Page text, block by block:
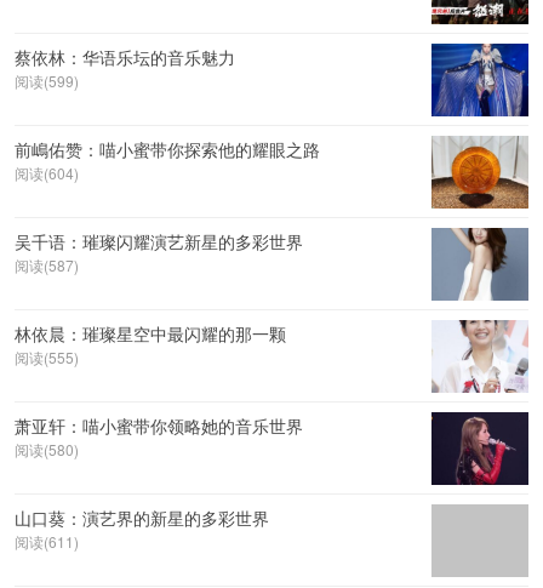
蔡依林：华语乐坛的音乐魅力
阅读(599)
前嶋佑赞：喵小蜜带你探索他的耀眼之路
阅读(604)
吴千语：璀璨闪耀演艺新星的多彩世界
阅读(587)
林依晨：璀璨星空中最闪耀的那一颗
阅读(555)
萧亚轩：喵小蜜带你领略她的音乐世界
阅读(580)
山口葵：演艺界的新星的多彩世界
阅读(611)